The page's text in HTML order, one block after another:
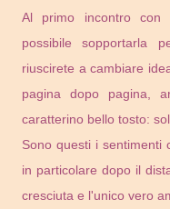
Al primo incontro con
possibile sopportarla
riuscirete a cambiare
pagina dopo pagina,
caratterino bello tosto:
Sono questi i sentimenti
in particolare dopo il
cresciuta e l'unico vero